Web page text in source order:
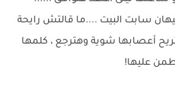
سابت البيت ....ما قالتش رايحة
أعصابها شوية وهترجع ، كلمها
عليها!